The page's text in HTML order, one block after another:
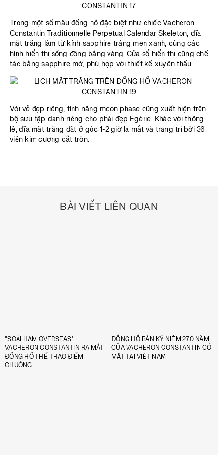
Trong một số mẫu đồng hồ đặc biệt như chiếc Vacheron
Constantin Traditionnelle Perpetual Calendar Skeleton, đĩa
mặt trăng làm từ kính sapphire tráng men xanh, cùng các
hình hiển thị sống động bằng vàng. Cửa sổ hiển thị cũng chế
tác bằng sapphire mờ, phù hợp với thiết kế xuyên thấu.
Với vẻ đẹp riêng, tính năng moon phase cũng xuất hiện trên
bộ sưu tập dành riêng cho phái đẹp Egérie. Khác với thông
lệ, đĩa mặt trăng đặt ở góc 1-2 giờ lạ mắt và trang trí bởi 36
viên kim cương cắt tròn.
BÀI VIẾT LIÊN QUAN
“SOÁI HẠM OVERSEAS”:
VACHERON CONSTANTIN RA MẮT
ĐỒNG HỒ THỂ THAO ĐIỂM
CHUÔNG
ĐỒNG HỒ BẢN KỶ NIỆM 270 NĂM
CỦA VACHERON CONSTANTIN CÓ
MẶT TẠI VIỆT NAM